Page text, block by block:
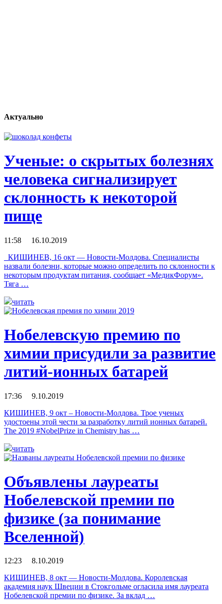
Актуально
Ученые: о скрытых болезнях
человека сигнализирует
склонность к некоторой
пище
11:58 16.10.2019
КИШИНЕВ, 16 окт — Новости-Молдова. Специалисты
назвали болезни, которые можно определить по склонности к
некоторым продуктам питания, сообщает «МедикФорум».
Тяга …
читать
Нобелевскую премию по
химии присудили за развитие
литий-ионных батарей
17:36 9.10.2019
КИШИНЕВ, 9 окт – Новости-Молдова. Трое ученых
удостоены этой чести за разработку литий ионных батарей.
The 2019 #NobelPrize in Chemistry has …
читать
Объявлены лауреаты
Нобелевской премии по
физике (за понимание
Вселенной)
12:23 8.10.2019
КИШИНЕВ, 8 окт — Новости-Молдова. Королевская
академия наук Швеции в Стокгольме огласила имя лауреата
Нобелевской премии по физике. За вклад …